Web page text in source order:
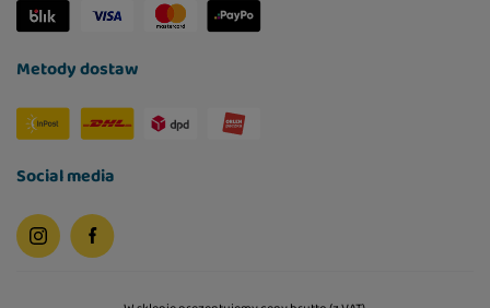
Metody dostaw
Social media